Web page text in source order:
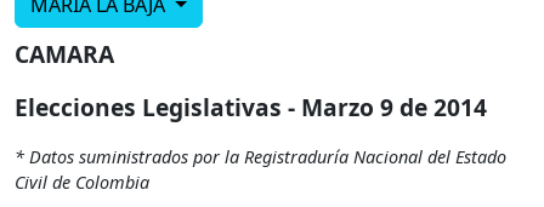
CAMARA
Elecciones Legislativas - Marzo 9 de 2014
* Datos suministrados por la Registraduría Nacional del Estado
Civil de Colombia